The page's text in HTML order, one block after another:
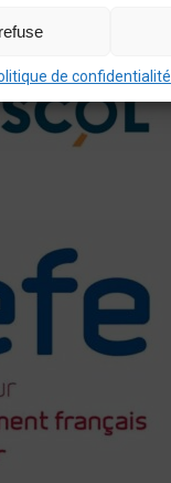
de confidentialité